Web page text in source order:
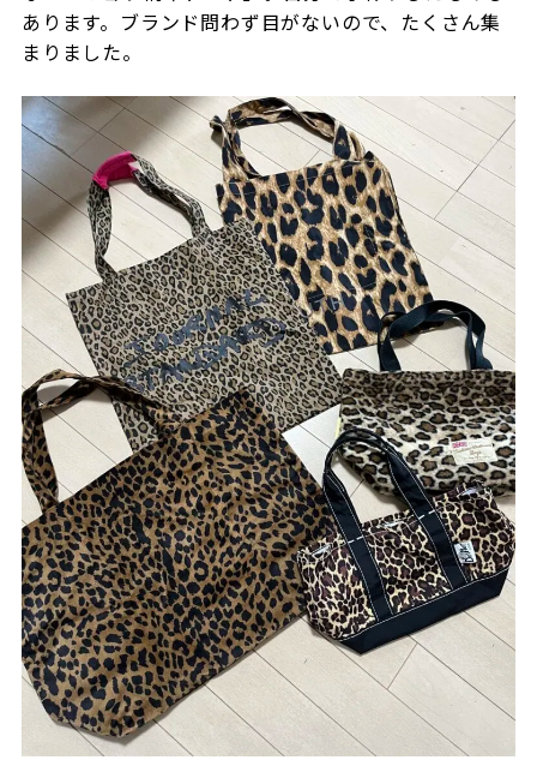
あります。ブランド問わず目がないので、たくさん集
まりました。